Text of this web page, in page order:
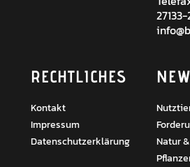
27133-
RECHTLICHES
Kontakt
Impressum
Datenschutzerklärung
Natur